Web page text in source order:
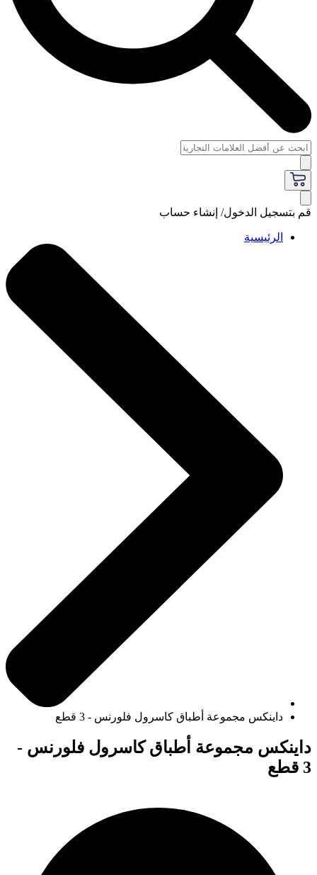
قم بتسجيل الدخول/ إنشاء حساب
الرئيسية
داينكس مجموعة أطباق كاسرول فلورنس - 3 قطع
داينكس مجموعة أطباق كاسرول فلورنس -
3 قطع